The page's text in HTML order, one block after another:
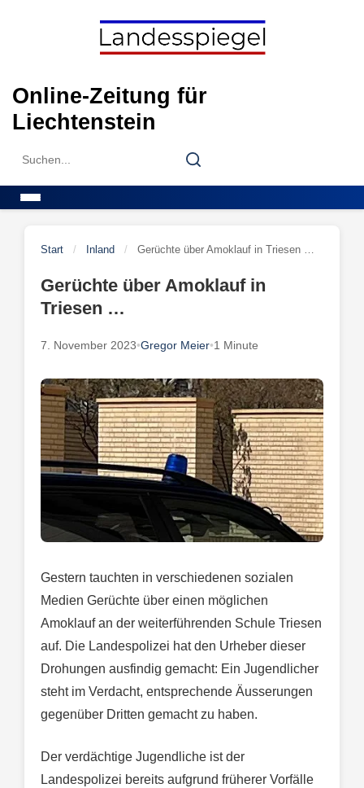
Online-Zeitung für
Liechtenstein
Search
Search
Start / Inland / Gerüchte über Amoklauf in Triesen …
Gerüchte über Amoklauf in
Triesen …
7. November 2023•Gregor Meier•1 Minute
Gestern tauchten in verschiedenen sozialen
Medien Gerüchte über einen möglichen
Amoklauf an der weiterführenden Schule Triesen
auf. Die Landespolizei hat den Urheber dieser
Drohungen ausfindig gemacht: Ein Jugendlicher
steht im Verdacht, entsprechende Äusserungen
gegenüber Dritten gemacht zu haben.
Der verdächtige Jugendliche ist der
Landespolizei bereits aufgrund früherer Vorfälle